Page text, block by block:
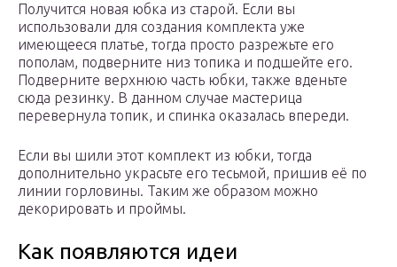
Получится новая юбка из старой. Если вы
использовали для создания комплекта уже
имеющееся платье, тогда просто разрежьте его
пополам, подверните низ топика и подшейте его.
Подверните верхнюю часть юбки, также вденьте
сюда резинку. В данном случае мастерица
перевернула топик, и спинка оказалась впереди.
Если вы шили этот комплект из юбки, тогда
дополнительно украсьте его тесьмой, пришив её по
линии горловины. Таким же образом можно
декорировать и проймы.
Как появляются идеи